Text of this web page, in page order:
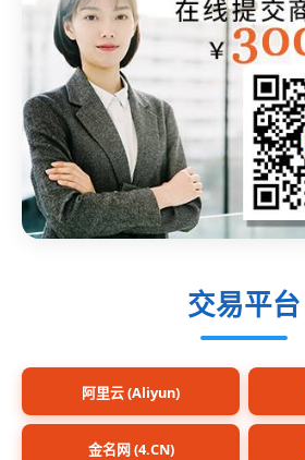
交易平台
阿里云 (Aliyun)
金名网 (4.CN)